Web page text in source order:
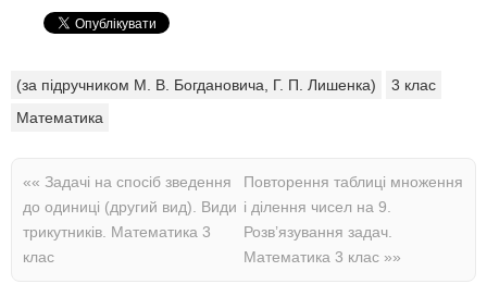
(за підручником М. В. Богдановича, Г. П. Лишенка)
3 клас
Математика
«« Задачі на спосіб зведення
до одиниці (другий вид). Види
трикутників. Математика 3
клас
Повторення таблиці множення
і ділення чисел на 9.
Розв’язування задач.
Математика 3 клас »»